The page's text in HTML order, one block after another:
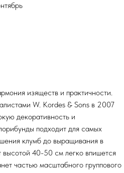
изяществ и практичности.
W. Kordes & Sons в 2007
декоративность и
подходит для самых
клумб до выращивания в
высотой 40-50 см легко впишется
частью масштабного группового